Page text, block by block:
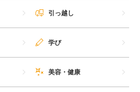
引っ越し
学び
美容・健康